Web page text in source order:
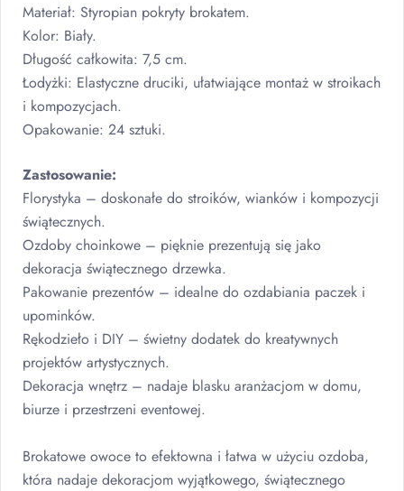
Materiał: Styropian pokryty brokatem.
Kolor: Biały.
Długość całkowita: 7,5 cm.
Łodyżki: Elastyczne druciki, ułatwiające montaż w stroikach
i kompozycjach.
Opakowanie: 24 sztuki.
Zastosowanie:
Florystyka – doskonałe do stroików, wianków i kompozycji
świątecznych.
Ozdoby choinkowe – pięknie prezentują się jako
dekoracja świątecznego drzewka.
Pakowanie prezentów – idealne do ozdabiania paczek i
upominków.
Rękodzieło i DIY – świetny dodatek do kreatywnych
projektów artystycznych.
Dekoracja wnętrz – nadaje blasku aranżacjom w domu,
biurze i przestrzeni eventowej.
Brokatowe owoce to efektowna i łatwa w użyciu ozdoba,
która nadaje dekoracjom wyjątkowego, świątecznego